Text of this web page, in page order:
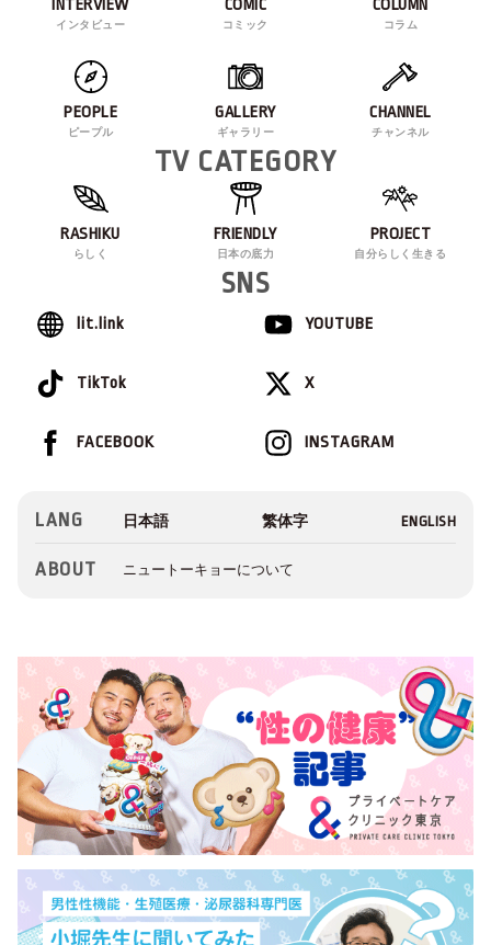
INTERVIEW
インタビュー
COMIC
コミック
COLUMN
コラム
PEOPLE
ピープル
GALLERY
ギャラリー
CHANNEL
チャンネル
TV CATEGORY
RASHIKU
らしく
FRIENDLY
日本の底力
PROJECT
自分らしく生きる
SNS
lit.link YOUTUBE
TikTok X
INSTAGRAM
FACEBOOK
LANG
ABOUT ニュートーキョーについて